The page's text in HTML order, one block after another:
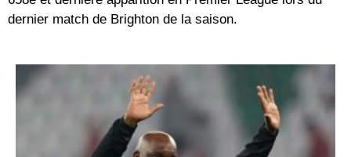
dernier match de Brighton de la saison.